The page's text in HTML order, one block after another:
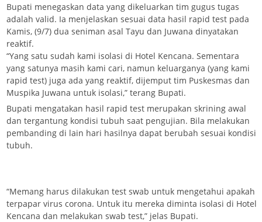
Bupati menegaskan data yang dikeluarkan tim gugus tugas
adalah valid. Ia menjelaskan sesuai data hasil rapid test pada
Kamis, (9/7) dua seniman asal Tayu dan Juwana dinyatakan
reaktif.
“Yang satu sudah kami isolasi di Hotel Kencana. Sementara
yang satunya masih kami cari, namun keluarganya (yang kami
rapid test) juga ada yang reaktif, dijemput tim Puskesmas dan
Muspika Juwana untuk isolasi,” terang Bupati.
Bupati mengatakan hasil rapid test merupakan skrining awal
dan tergantung kondisi tubuh saat pengujian. Bila melakukan
pembanding di lain hari hasilnya dapat berubah sesuai kondisi
tubuh.
“Memang harus dilakukan test swab untuk mengetahui apakah
terpapar virus corona. Untuk itu mereka diminta isolasi di Hotel
Kencana dan melakukan swab test,” jelas Bupati.